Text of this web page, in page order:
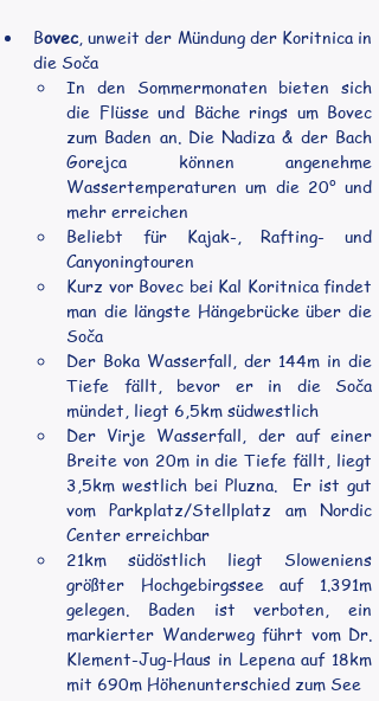
Bovec, unweit der Mündung der Koritnica in
die Soča
In den Sommermonaten bieten sich
die Flüsse und Bäche rings um Bovec
zum Baden an. Die Nadiza & der Bach
Gorejca können angenehme
Wassertemperaturen um die 20° und
mehr erreichen
Beliebt für Kajak-, Rafting- und
Canyoningtouren
Kurz vor Bovec bei Kal Koritnica findet
man die längste Hängebrücke über die
Soča
Der Boka Wasserfall, der 144m in die
Tiefe fällt, bevor er in die Soča
mündet, liegt 6,5km südwestlich
Der Virje Wasserfall, der auf einer
Breite von 20m in die Tiefe fällt, liegt
3,5km westlich bei Pluzna.  Er ist gut
vom Parkplatz/Stellplatz am Nordic
Center erreichbar
21km südöstlich liegt Sloweniens
größter Hochgebirgssee auf 1.391m
gelegen. Baden ist verboten, ein
markierter Wanderweg führt vom Dr.
Klement-Jug-Haus in Lepena auf 18km
mit 690m Höhenunterschied zum See